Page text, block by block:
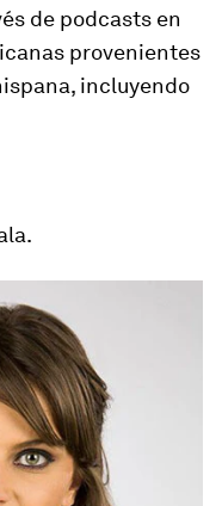
de podcasts en
provenientes
incluyendo